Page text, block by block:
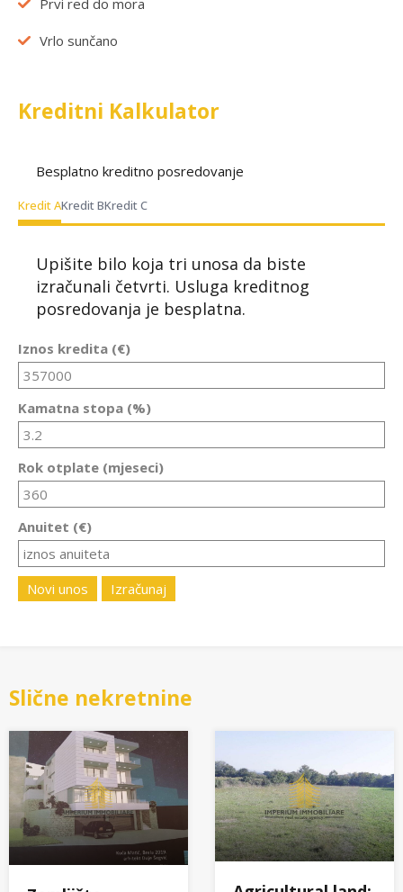
Prvi red do mora
Vrlo sunčano
Kreditni Kalkulator
Besplatno kreditno posredovanje
Kredit AKredit BKredit C
Upišite bilo koja tri unosa da biste
izračunali četvrti. Usluga kreditnog
posredovanja je besplatna.
Iznos kredita (€)
Kamatna stopa (%)
Rok otplate (mjeseci)
Anuitet (€)
Novi unos Izračunaj
Slične nekretnine